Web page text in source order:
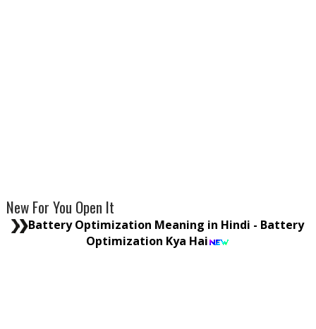
New For You Open It
Battery Optimization Meaning in Hindi - Battery
Optimization Kya Hai